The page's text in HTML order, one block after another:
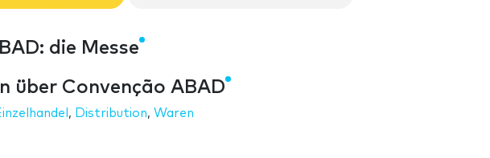
die Messe
über Convenção ABAD
, Distribution, Waren